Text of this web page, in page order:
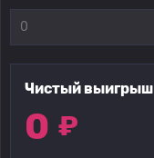
Чистый выигрыш
0 ₽